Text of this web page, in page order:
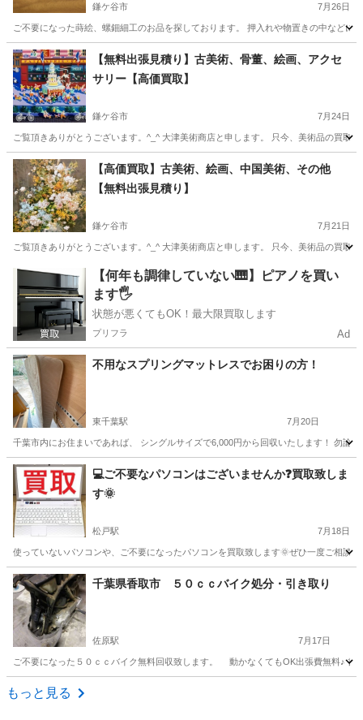
鎌ケ谷市 7月26日
ご不要になった蒔絵、螺鈿細工のお品を探しております。 押入れや物置きの中など
千葉 鎌ケ谷市 不用品買取 無料
【無料出張見積り】古美術、骨董、絵画、アクセ
サリー【高価買取】
鎌ケ谷市 7月24日
ご覧頂きありがとうございます。^_^ 大津美術商店と申します。 只今、美術品の買取
千葉 鎌ケ谷市 不用品買取 無料
【高価買取】古美術、絵画、中国美術、その他
【無料出張見積り】
鎌ケ谷市 7月21日
ご覧頂きありがとうございます。^_^ 大津美術商店と申します。 只今、美術品の買取
千葉 鎌ケ谷市 不用品買取 無料
【何年も調律していない🎹】ピアノを買い
ます🖐️
状態が悪くてもOK！最大限買取します
プリフラ Ad
不用なスプリングマットレスでお困りの方！
東千葉駅 7月20日
千葉市内にお住まいであれば、 シングルサイズで6,000円から回収いたします！ 勿論
千葉 千葉市 東千葉駅 不用品回収 料金
💻ご不要なパソコンはございませんか❓買取致しま
す🌞
松戸駅 7月18日
使っていないパソコンや、ご不要になったパソコンを買取致します🌞ぜひ一度ご相談
千葉 松戸市 松戸駅 不用品買取 無料
千葉県香取市 ５０ｃｃバイク処分・引き取り
佐原駅 7月17日
ご不要になった５０ｃｃバイク無料回収致します。 動かなくてもOK出張費無料♪ 書
千葉 香取市
もっと見る